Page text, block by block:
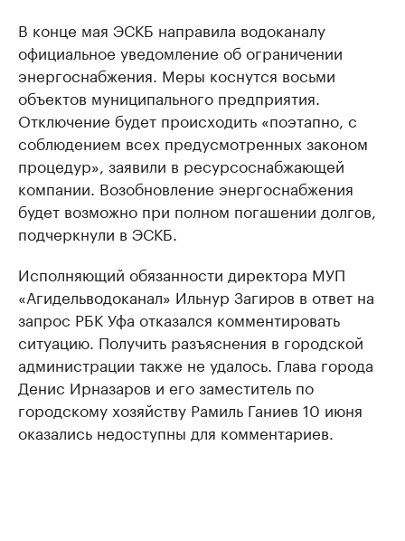
В конце мая ЭСКБ направила водоканалу
официальное уведомление об ограничении
энергоснабжения. Меры коснутся восьми
объектов муниципального предприятия.
Отключение будет происходить «поэтапно, с
соблюдением всех предусмотренных законом
процедур», заявили в ресурсоснабжающей
компании. Возобновление энергоснабжения
будет возможно при полном погашении долгов,
подчеркнули в ЭСКБ.
Исполняющий обязанности директора МУП
«Агидельводоканал» Ильнур Загиров в ответ на
запрос РБК Уфа отказался комментировать
ситуацию. Получить разъяснения в городской
администрации также не удалось. Глава города
Денис Ирназаров и его заместитель по
городскому хозяйству Рамиль Ганиев 10 июня
оказались недоступны для комментариев.